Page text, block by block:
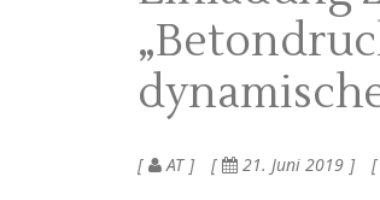
AT 21. Juni 2019